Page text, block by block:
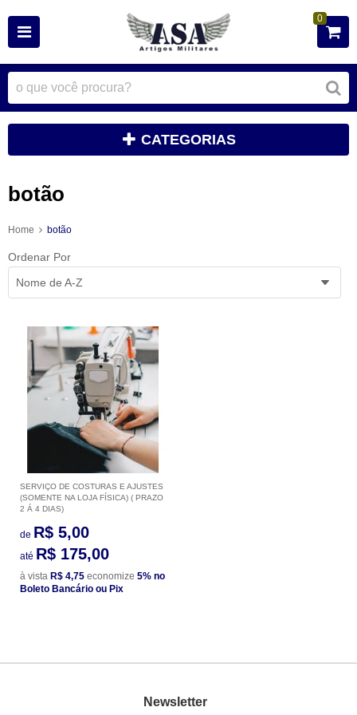
0
CATEGORIAS
botão
Home botão
Ordenar Por
Nome de A-Z
SERVIÇO DE COSTURAS E AJUSTES
(SOMENTE NA LOJA FÍSICA) ( PRAZO
2 Á 4 DIAS)
de R$ 5,00
até R$ 175,00
à vista R$ 4,75 economize 5% no
Boleto Bancário ou Pix
Newsletter